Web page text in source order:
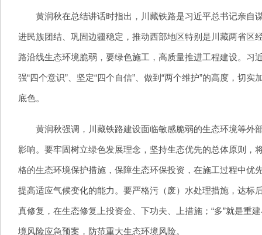
黄润秋在总结讲话时指出，川藏铁路是习近平总书记亲自
进民族团结、巩固边疆稳定，推动西部地区特别是川藏两省
路沿线生态环境脆弱，要绿色施工，高质量推进工程建设。
强“四个意识”、坚定“四个自信”、做到“两个维护”的高度，切
底色。
黄润秋强调，川藏铁路建设面临敏感脆弱的生态环境等外
影响。要牢固树立绿色发展理念，坚持生态优先的总体原则
格的生态环境保护措施，保障生态环保投资，在施工过程中
提高适应气候变化的能力。要严格污（废）水处理措施，达标
真修复，在生态修复上投资金、下功夫、上措施；“多”就是重
境风险应急预案，防范重大生态环境风险。